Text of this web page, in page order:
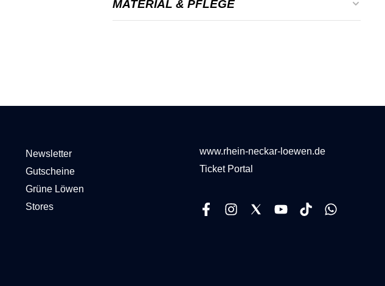
Farbe: Blau, Gelb, Grau
MATERIAL & PFLEGE
Newsletter
Gutscheine
Grüne Löwen
Stores
www.rhein-neckar-loewen.de
Ticket Portal